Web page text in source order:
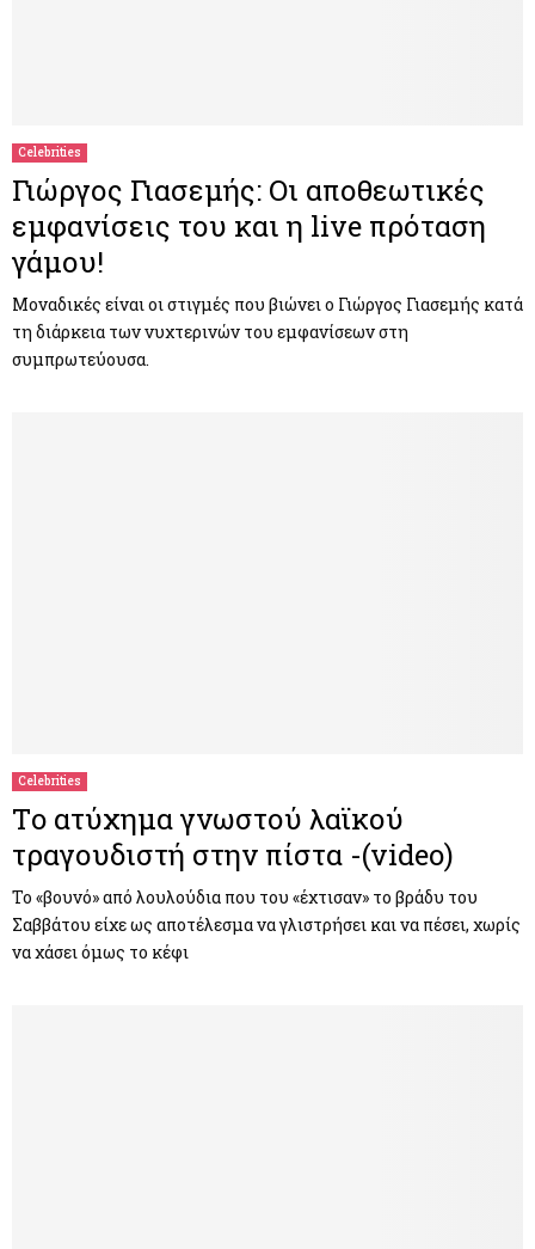
Celebrities
Γιώργος Γιασεμής: Οι αποθεωτικές
εμφανίσεις του και η live πρόταση
γάμου!
Μοναδικές είναι οι στιγμές που βιώνει ο Γιώργος Γιασεμής κατά
τη διάρκεια των νυχτερινών του εμφανίσεων στη
συμπρωτεύουσα.
Celebrities
Τo ατύχημα γνωστού λαϊκού
τραγουδιστή στην πίστα -(video)
Το «βουνό» από λουλούδια που του «έχτισαν» το βράδυ του
Σαββάτου είχε ως αποτέλεσμα να γλιστρήσει και να πέσει, χωρίς
να χάσει όμως το κέφι